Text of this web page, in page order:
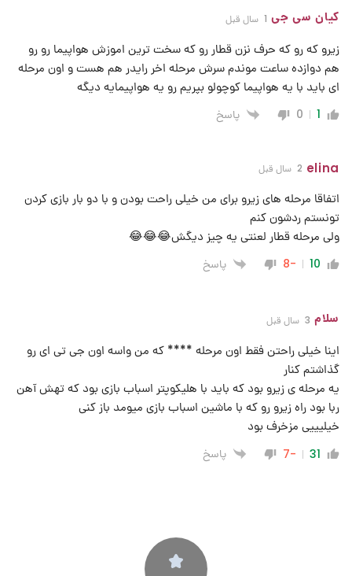
کیان سی جی 1 سال قبل
زیرو که رو که حرف نزن قطار رو که سخت ترین اموزش هواپیما رو رو
هم دوازده ساعت موندم سرش مرحله اخر رایدر هم هست و اون مرحله
ای باید با یه هواپیما کوچولو بپریم رو یه هواپیمایه دیگه
1
0 پاسخ
elina 2 سال قبل
اتفاقا مرحله های زیرو برای من خیلی راحت بودن و با دو بار بازی کردن
تونستم ردشون کنم
ولی مرحله قطار لعنتی یه چیز دیگش😂😂😂
10
-8 پاسخ
سلام 3 سال قبل
اینا خیلی راحتن فقط اون مرحله **** که من واسه اون جی تی ای رو
گذاشتم کنار
یه مرحله ی زیرو بود که باید با هلیکوپتر اسباب بازی بود که تهش آهن
ربا بود راه زیرو رو که با ماشین اسباب بازی میومد باز کنی
خیلیییی مزخرف بود
31
-7 پاسخ